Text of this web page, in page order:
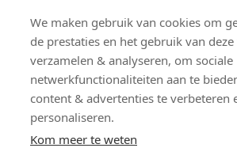
We maken gebruik van cookies om
de prestaties en het gebruik van
verzamelen & analyseren, om sociale
netwerkfunctionaliteiten aan te
content & advertenties te verbeteren
personaliseren.
Kom meer te weten
Verzenden
Retourneren
Betalen
Veelgestelde vragen